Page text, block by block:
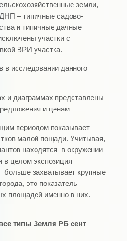
земли,
– типичные садово-
и типичные дачные
участки с
ВРИ участка.
в исследовании данного
и диаграммах представлены
и ценам.
периодом показывает
малой пощади. Учитывая,
находятся в окружении
в целом экспозиция
больше захватывает крупные
это показатель
площадей именно в них.